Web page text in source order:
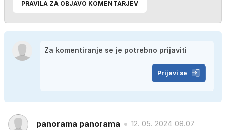
PRAVILA ZA OBJAVO KOMENTARJEV
Prijavi se
panorama panorama 12. 05. 2024 08.07